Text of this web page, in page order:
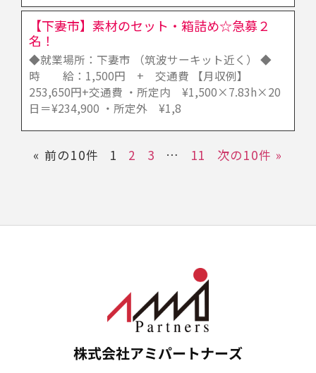
【下妻市】素材のセット・箱詰め☆急募２
名！
◆就業場所：下妻市 （筑波サーキット近く） ◆
時 給：1,500円 + 交通費 【月収例】
253,650円+交通費 ・所定内 ¥1,500×7.83h×20
日＝¥234,900 ・所定外 ¥1,8
« 前の10件 1 2 3 … 11 次の10件 »
株式会社アミパートナーズ